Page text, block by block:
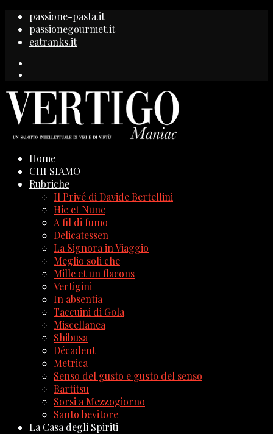
passione-pasta.it
passionegourmet.it
eatranks.it
Home
CHI SIAMO
Rubriche
Il Privé di Davide Bertellini
Hic et Nunc
A fil di fumo
Delicatessen
La Signora in Viaggio
Meglio soli che
Mille et un flacons
Vertigini
In absentia
Taccuini di Gola
Miscellanea
Shibusa
Décadent
Metrica
Senso del gusto e gusto del senso
Bartitsu
Sorsi a Mezzogiorno
Santo bevitore
La Casa degli Spiriti